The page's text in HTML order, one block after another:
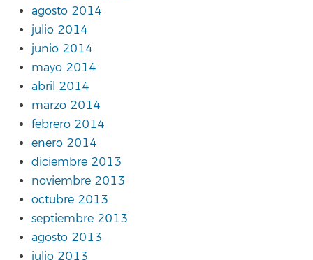
agosto 2014
julio 2014
junio 2014
mayo 2014
abril 2014
marzo 2014
febrero 2014
enero 2014
diciembre 2013
noviembre 2013
octubre 2013
septiembre 2013
agosto 2013
julio 2013